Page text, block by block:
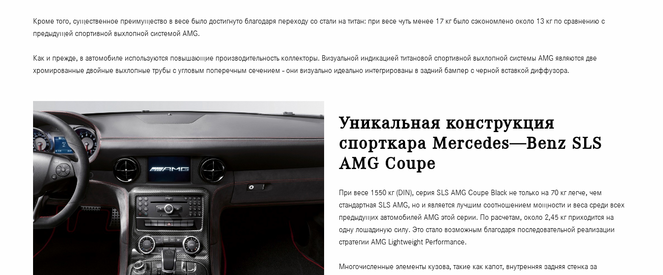
Кроме того, существенное преимущество в весе было достигнуто благодаря переходу со стали на титан: при весе чуть менее 17 кг было сэкономлено около 13 кг по сравнению с
предыдущей спортивной выхлопной системой AMG.
Как и прежде, в автомобиле используются повышающие производительность коллекторы. Визуальной индикацией титановой спортивной выхлопной системы AMG являются две
хромированные двойные выхлопные трубы с угловым поперечным сечением - они визуально идеально интегрированы в задний бампер с черной вставкой диффузора.
Уникальная конструкция
спорткара Mercedes—Benz SLS
AMG Coupe
При весе 1550 кг (DIN), серия SLS AMG Coupe Black не только на 70 кг легче, чем
стандартная SLS AMG, но и является лучшим соотношением мощности и веса среди всех
предыдущих автомобилей AMG этой серии. По расчетам, около 2,45 кг приходится на
одну лошадиную силу. Это стало возможным благодаря последовательной реализации
стратегии AMG Lightweight Performance.
Многочисленные элементы кузова, такие как капот, внутренняя задняя стенка за